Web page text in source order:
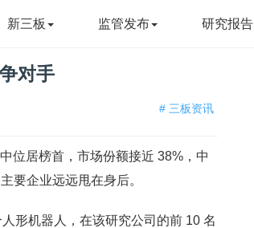
新三板 监管发布 研究报告
对手
# 三板资讯
位居榜首，市场份额接近 38%，中
要企业远远甩在身后。
形机器人，在该研究公司的前 10 名